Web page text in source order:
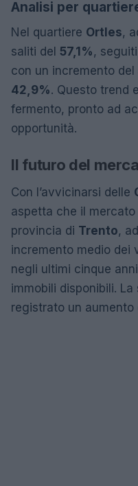
Analisi per
Nel quartiere Ortles,
saliti del 57,1% ,
con un incremento del
42,9%. Questo trend
fermento, pronto ad
opportunità.
Il futuro del
Con l’avvicinarsi delle
aspetta che il
provincia di Trento,
incremento medio dei
negli ultimi cinque
immobili disponibili.
registrato un aumento